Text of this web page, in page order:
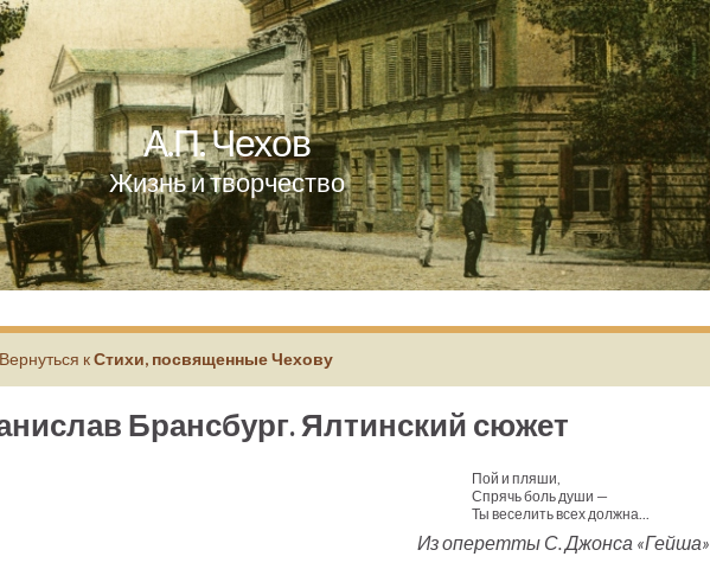
А.П. Чехов
Жизнь и творчество
Вернуться кСтихи, посвященные Чехову
Брансбург. Ялтинский сюжет
Пой и пляши,
Спрячь боль души —
Ты веселить всех должна...
Из оперетты С. Джонса «Гейша»